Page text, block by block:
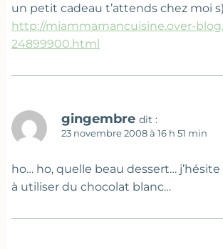
un petit cadeau t’attends chez moi s)
http://miammamancuisine.over-
24899900.html
gingembre dit :
23 novembre 2008 à 16 h 51 min
ho… ho, quelle beau dessert…
à utiliser du chocolat blanc…